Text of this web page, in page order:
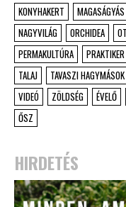
KONYHAKERT
MAGASÁGYÁS
NAGYVILÁG
ORCHIDEA
PERMAKULTÚRA
PRAKTIKER
TALAJ
TAVASZI HAGYMÁSOK
VIDEÓ
ZÖLDSÉG ÉVELŐ
ŐSZ
HIRDETÉS